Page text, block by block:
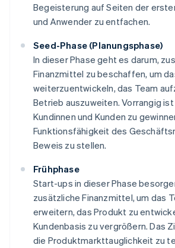
Begeisterung auf Seiten der
und Anwender zu entfachen.
Seed-Phase (Planungsphase)
In dieser Phase geht es darum,
Finanzmittel zu beschaffen, um
weiterzuentwickeln, das Team
Betrieb auszuweiten. Vorrangig
Kundinnen und Kunden zu
Funktionsfähigkeit des
Beweis zu stellen.
Frühphase
Start-ups in dieser Phase
zusätzliche Finanzmittel, um das
erweitern, das Produkt zu
Kundenbasis zu vergrößern. Das
die Produktmarkttauglichkeit zu